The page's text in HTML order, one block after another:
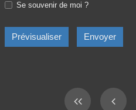
Se souvenir de moi ?